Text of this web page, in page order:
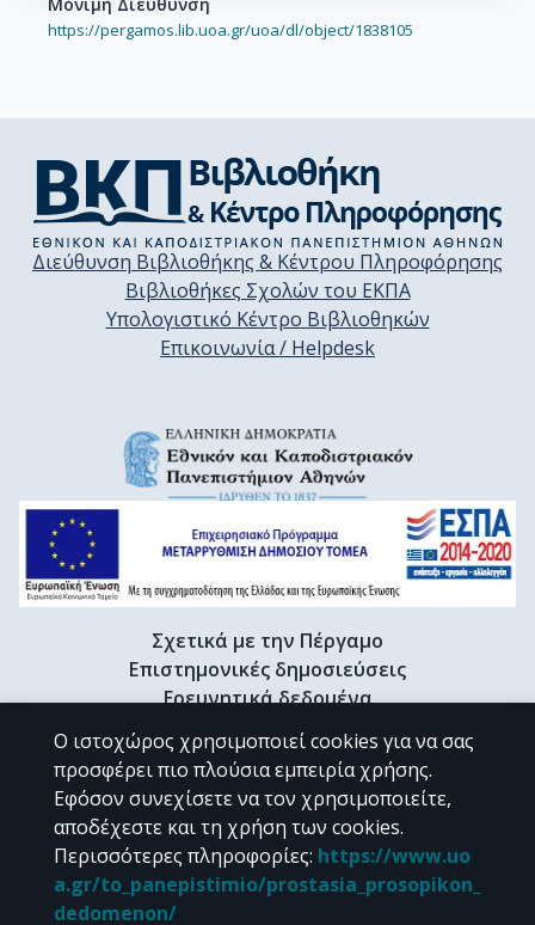
https://pergamos.lib.uoa.gr/uoa/dl/object/1838105
Διεύθυνση Βιβλιοθήκης & Κέντρου Πληροφόρησης
Βιβλιοθήκες Σχολών του ΕΚΠΑ
Υπολογιστικό Κέντρο Βιβλιοθηκών
Επικοινωνία / Helpdesk
Σχετικά με την Πέργαμο
Επιστημονικές δημοσιεύσεις
Ερευνητικά δεδομένα
Διδακτορικές διατριβές & Γκρίζα βιβλιογραφία
Προφίλ Ερευνητή
CC BY-NC 4.0
Εκτός αν αναφέρεται διαφορετικά, το υλικό της "Περγάμου" διατίθεται
Ο ιστοχώρος χρησιμοποιεί cookies για να σας
προσφέρει πιο πλούσια εμπειρία χρήσης.
Εφόσον συνεχίσετε να τον χρησιμοποιείτε,
αποδέχεστε και τη χρήση των cookies.
Περισσότερες πληροφορίες: https://www.uo
a.gr/to_panepistimio/prostasia_prosopikon_
dedomenon/